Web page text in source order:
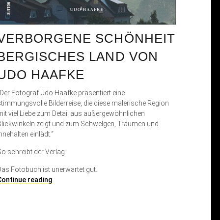
SCHÖNHEIT
LAND VON
HAAFKE
Fotograf Udo Haafke präsentiert eine
Bilderreise, die diese malerische Region
viel Liebe zum Detail aus außergewöhnlichen
zeigt und zum Schwelgen, Träumen und
einlädt.“
schreibt der Verlag.
Fotobuch ist unerwartet gut.
readingV